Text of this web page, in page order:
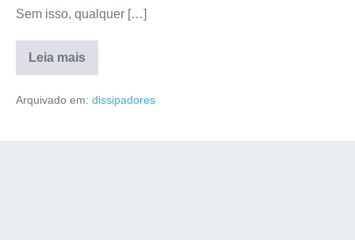
Sem isso, qualquer […]
Leia mais
Arquivado em: dissipadores